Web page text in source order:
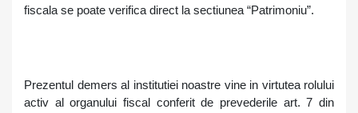
fiscala se poate verifica direct la sectiunea “Patrimoniu”.
Prezentul demers al institutiei noastre vine in virtutea rolului
activ al organului fiscal conferit de prevederile art. 7 din